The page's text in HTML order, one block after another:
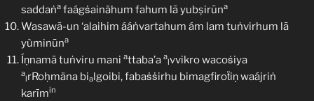
saddaṅa faágṡainähum fahum lā yubṣirūna
Wasawã-un ‘alaihim ááṅvartahum ám lam tuṅvirhum lā
yùminūna
Íṇnamā tuṅviru mani attaba’a a
lvvikro wacoṡiya
a
lrRoḥmäna bialgoibi, fabaṡṡirhu bimagfiroẗiṇ waájriṅ
karīmin